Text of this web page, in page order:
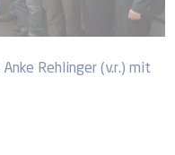
Rehlinger (v.r.) mit